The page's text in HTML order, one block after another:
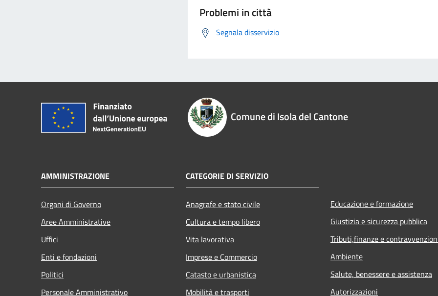
Problemi in città
Segnala disservizio
Comune di Isola del Cantone
AMMINISTRAZIONE
Organi di Governo
Aree Amministrative
Uffici
Enti e fondazioni
Politici
Personale Amministrativo
CATEGORIE DI SERVIZIO
Anagrafe e stato civile
Cultura e tempo libero
Vita lavorativa
Imprese e Commercio
Catasto e urbanistica
Mobilità e trasporti
Educazione e formazione
Giustizia e sicurezza pubblica
Tributi,finanze e
Ambiente
Salute, benessere e assistenza
Autorizzazioni